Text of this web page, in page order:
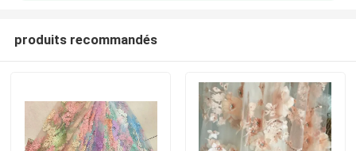
produits recommandés